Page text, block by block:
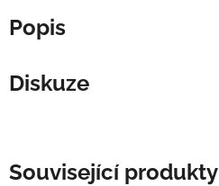
Popis
Diskuze
Související produkty